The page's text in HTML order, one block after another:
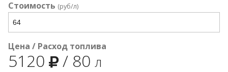
Стоимость (руб/л)
Цена / Расход топлива
5120 / 80 л